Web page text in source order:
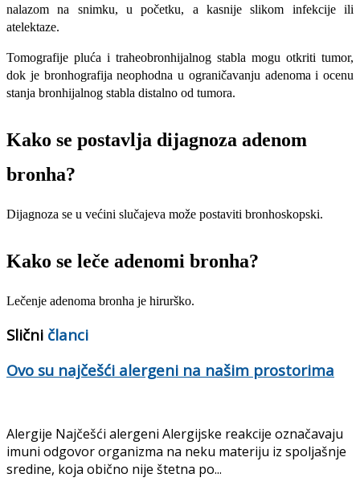
nalazom na snimku, u početku, a kasnije slikom infekcije ili
atelektaze.
Tomografije pluća i traheobronhijalnog stabla mogu otkriti tumor,
dok je bronhografija neophodna u ograničavanju adenoma i ocenu
stanja bronhijalnog stabla distalno od tumora.
Kako se postavlja dijagnoza adenom
bronha?
Dijagnoza se u većini slučajeva može postaviti bronhoskopski.
Kako se leče adenomi bronha?
Lečenje adenoma bronha je hirurško.
Slični članci
Ovo su najčešći alergeni na našim prostorima
Alergije Najčešći alergeni Alergijske reakcije označavaju
imuni odgovor organizma na neku materiju iz spoljašnje
sredine, koja obično nije štetna po...